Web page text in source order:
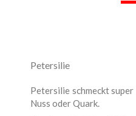
Petersilie
Petersilie schmeckt
Nuss oder Quark.